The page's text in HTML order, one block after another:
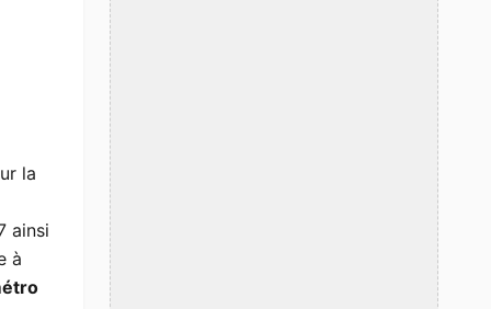
la
ainsi
à